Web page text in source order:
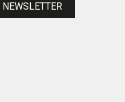
NEWSLETTER